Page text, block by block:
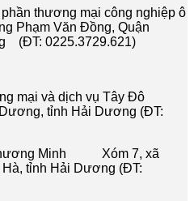
thương mại công nghiệp ô
Phạm Văn Đồng, Quận
(ĐT: 0225.3729.621)
mại và dịch vụ Tây Đô
tỉnh Hải Dương (ĐT:
Minh Xóm 7, xã
tỉnh Hải Dương (ĐT: